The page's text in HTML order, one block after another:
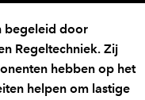
begeleid door
Regeltechniek. Zij
hebben op het
helpen om lastige